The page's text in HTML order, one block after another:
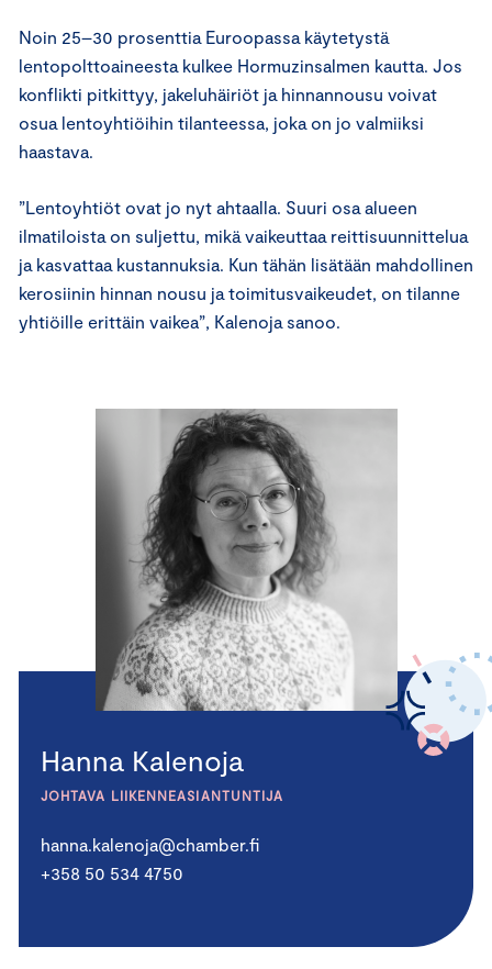
Noin 25–30 prosenttia Euroopassa käytetystä
lentopolttoaineesta kulkee Hormuzinsalmen kautta. Jos
konflikti pitkittyy, jakeluhäiriöt ja hinnannousu voivat
osua lentoyhtiöihin tilanteessa, joka on jo valmiiksi
haastava.
”Lentoyhtiöt ovat jo nyt ahtaalla. Suuri osa alueen
ilmatiloista on suljettu, mikä vaikeuttaa reittisuunnittelua
ja kasvattaa kustannuksia. Kun tähän lisätään mahdollinen
kerosiinin hinnan nousu ja toimitusvaikeudet, on tilanne
yhtiöille erittäin vaikea”, Kalenoja sanoo.
Hanna Kalenoja
JOHTAVA LIIKENNEASIANTUNTIJA
hanna.kalenoja@chamber.fi
+358 50 534 4750